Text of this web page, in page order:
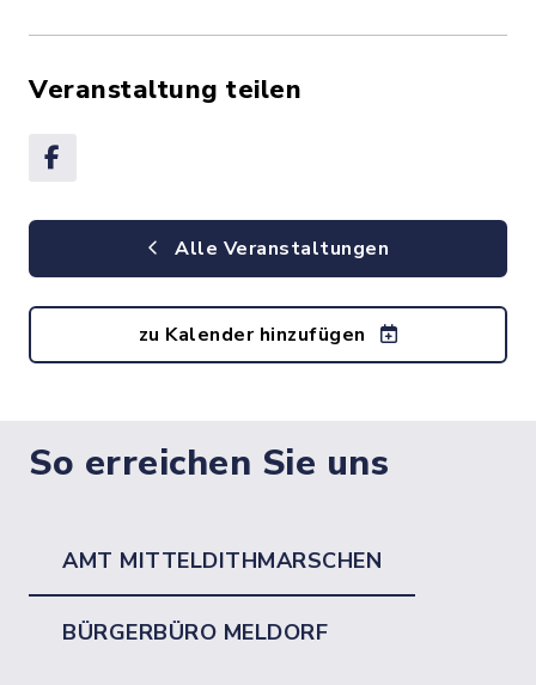
Veranstaltung teilen
Alle Veranstaltungen
zu Kalender hinzufügen
So erreichen Sie uns
AMT MITTELDITHMARSCHEN
BÜRGERBÜRO MELDORF